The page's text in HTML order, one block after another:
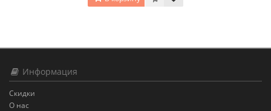
Информация
Скидки
О нас